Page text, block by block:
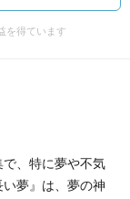
を得ています
、特に夢や不気
夢』は、夢の神